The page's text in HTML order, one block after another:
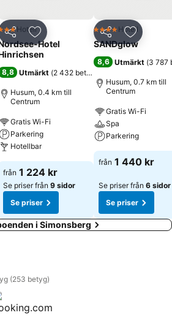
Favoriter
Dela Lägg till i Mina Favoriter
Stjärnor
Hotell
Hotel
8,8 Utmärkt (2 432 betyg
Husum, 0.4 km till
Centrum
Gratis Wi-Fi
Parkering
Hotellbar
från 1 224 kr
Se priser från 9 sidor
Se priser
Dela Lägg till
4 StjärnorHotell
SANDglow
8,6 Utmärkt (3 787
Husum, 0.7 km till
Centrum
Gratis Wi-Fi
Spa
Parkering
från 1 440 kr
Se priser från 6 sidor
Se priser
i Simonsberg
(253 betyg)